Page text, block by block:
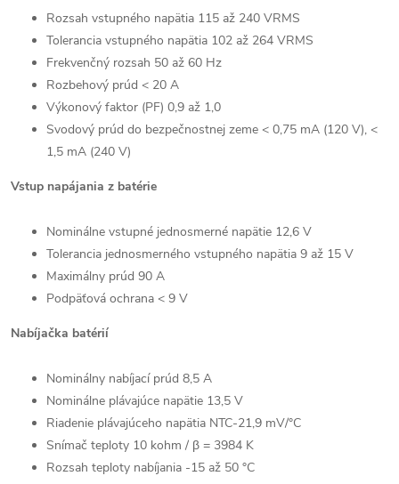
Rozsah vstupného napätia 115 až 240 VRMS
Tolerancia vstupného napätia 102 až 264 VRMS
Frekvenčný rozsah 50 až 60 Hz
Rozbehový prúd < 20 A
Výkonový faktor (PF) 0,9 až 1,0
Svodový prúd do bezpečnostnej zeme < 0,75 mA (120 V), <
1,5 mA (240 V)
Vstup napájania z batérie
Nominálne vstupné jednosmerné napätie 12,6 V
Tolerancia jednosmerného vstupného napätia 9 až 15 V
Maximálny prúd 90 A
Podpäťová ochrana < 9 V
Nabíjačka batérií
Nominálny nabíjací prúd 8,5 A
Nominálne plávajúce napätie 13,5 V
Riadenie plávajúceho napätia NTC-21,9 mV/°C
Snímač teploty 10 kohm / β = 3984 K
Rozsah teploty nabíjania -15 až 50 °C